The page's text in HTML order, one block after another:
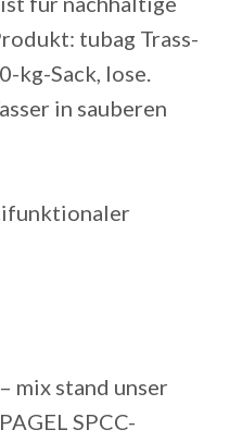
tubag Trass-
kg-Sack, lose.
in sauberen
mix stand unser
SPCC-